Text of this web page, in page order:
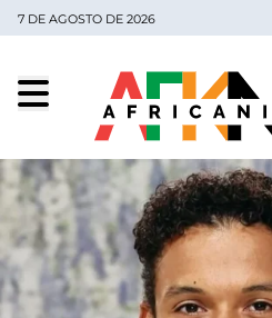
7 DE AGOSTO DE 2026